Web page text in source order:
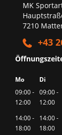
MK
7210
+43
Mo Di
09:00 -
12:00
09:00 -
12:00
14:00 -
18:00
14:00 -
18:00